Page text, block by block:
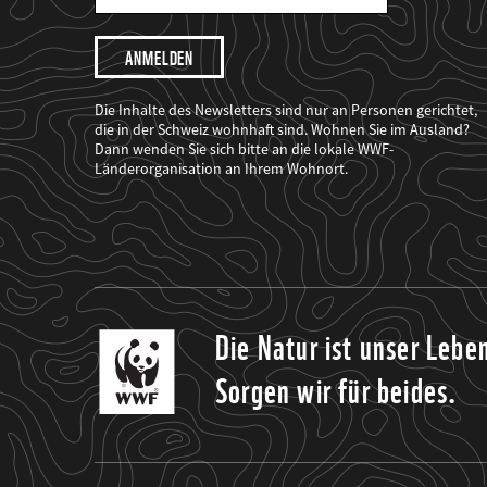
Mail
Adresse
Ich
möchte,
dass
der
WWF
mich
über
seine
Projekte
informiert.
Die Inhalte des Newsletters sind nur an Personen gerichtet,
die in der Schweiz wohnhaft sind. Wohnen Sie im Ausland?
Dann wenden Sie sich bitte an die lokale WWF-
Länderorganisation an Ihrem Wohnort.
Die Natur ist unser
Sorgen wir für beides.